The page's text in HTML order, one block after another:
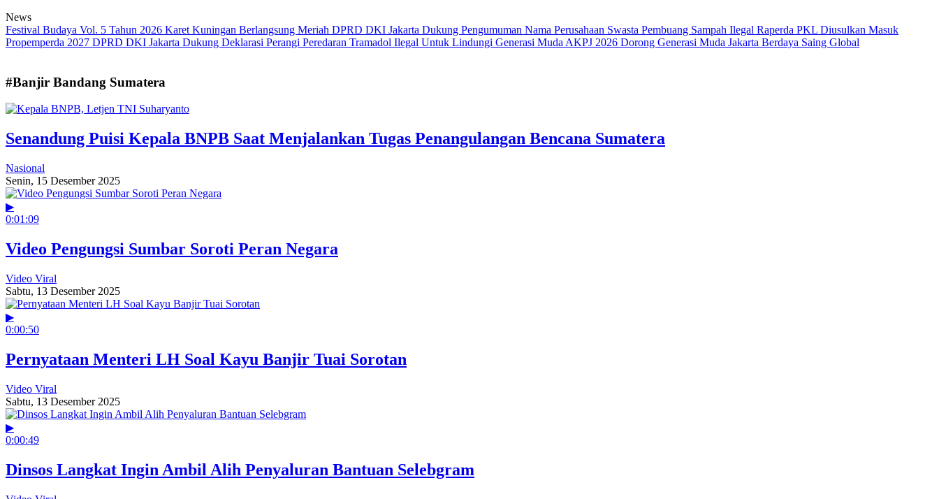
News
Festival Budaya Vol. 5 Tahun 2026 Karet Kuningan Berlangsung Meriah DPRD DKI Jakarta Dukung Pengumuman Nama Perusahaan Swasta Pembuang Sampah Ilegal Raperda PKL Diusulkan Masuk
Propemperda 2027 DPRD DKI Jakarta Dukung Deklarasi Perangi Peredaran Tramadol Ilegal Untuk Lindungi Generasi Muda AKPJ 2026 Dorong Generasi Muda Jakarta Berdaya Saing Global
#Banjir Bandang Sumatera
Senandung Puisi Kepala BNPB Saat Menjalankan Tugas Penangulangan Bencana Sumatera
Nasional
Senin, 15 Desember 2025
▶
0:01:09
Video Pengungsi Sumbar Soroti Peran Negara
Video Viral
Sabtu, 13 Desember 2025
▶
0:00:50
Pernyataan Menteri LH Soal Kayu Banjir Tuai Sorotan
Video Viral
Sabtu, 13 Desember 2025
▶
0:00:49
Dinsos Langkat Ingin Ambil Alih Penyaluran Bantuan Selebgram